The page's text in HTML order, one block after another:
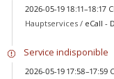
2026-05-19 18:11–18:17
Hauptservices / eCall -
Service indisponible
2026-05-19 17:58–17:59